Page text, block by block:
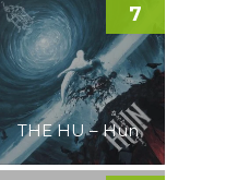
THE HU – Hun
7